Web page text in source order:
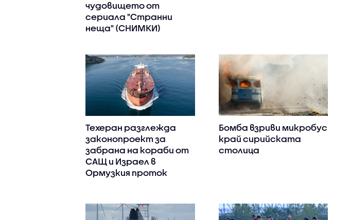
чудовището от
сериала "Странни
неща" (СНИМКИ)
Техеран разглежда
законопроект за
забрана на кораби от
САЩ и Израел в
Ормузкия проток
Бомба взриви микробус
край сирийската
столица